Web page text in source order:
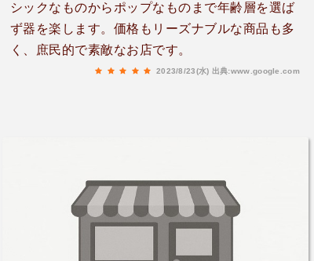
シックなものからポップなものまで年齢層を選ば
ず器を楽します。価格もリーズナブルな商品も多
く、庶民的で素敵なお店です。
2023/8/23(水) 出典:www.google.com